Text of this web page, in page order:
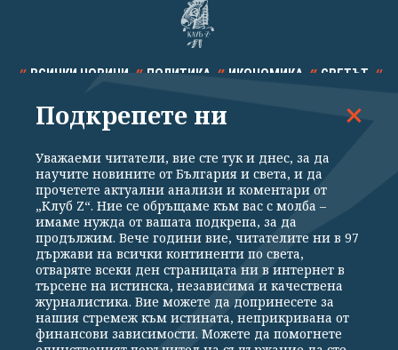
ВСИЧКИ НОВИНИ ПОЛИТИКА ИКОНОМИКА СВЕТЪТ
СПОРТ КУЛТУРА ТЕХНОЛОГИИ КАЛЕЙДОСКОП
Общи условия
Политика за поверителност
Реклама
Партньори Контакти
За Клуб Z
Екип
Подкрепете ни
Подкрепете ни
Уважаеми читатели, вие сте тук и днес, за да
научите новините от България и света, и да
прочетете актуални анализи и коментари от
„Клуб Z“. Ние се обръщаме към вас с молба –
имаме нужда от вашата подкрепа, за да
продължим. Вече години вие, читателите ни в 97
държави на всички континенти по света,
отваряте всеки ден страницата ни в интернет в
търсене на истинска, независима и качествена
журналистика. Вие можете да допринесете за
нашия стремеж към истината, неприкривана от
финансови зависимости. Можете да помогнете